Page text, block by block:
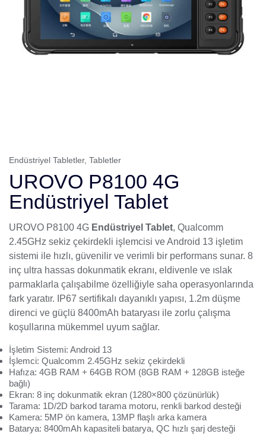
Endüstriyel Tabletler, Tabletler
UROVO P8100 4G
Endüstriyel Tablet
UROVO P8100 4G Endüstriyel Tablet, Qualcomm
2.45GHz sekiz çekirdekli işlemcisi ve Android 13 işletim
sistemi ile hızlı, güvenilir ve verimli bir performans sunar. 8
inç ultra hassas dokunmatik ekranı, eldivenle ve ıslak
parmaklarla çalışabilme özelliğiyle saha operasyonlarında
fark yaratır. IP67 sertifikalı dayanıklı yapısı, 1.2m düşme
direnci ve güçlü 8400mAh bataryası ile zorlu çalışma
koşullarına mükemmel uyum sağlar.
İşletim Sistemi: Android 13
İşlemci: Qualcomm 2.45GHz sekiz çekirdekli
Hafıza: 4GB RAM + 64GB ROM (8GB RAM + 128GB isteğe
bağlı)
Ekran: 8 inç dokunmatik ekran (1280×800 çözünürlük)
Tarama: 1D/2D barkod tarama motoru, renkli barkod desteği
Kamera: 5MP ön kamera, 13MP flaşlı arka kamera
Batarya: 8400mAh kapasiteli batarya, QC hızlı şarj desteği